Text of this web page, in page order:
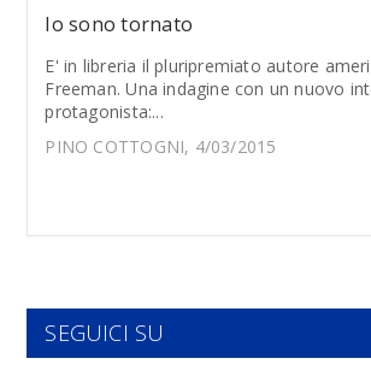
Io sono tornato
E' in libreria il pluripremiato autore
Freeman. Una indagine con un nuovo
protagonista:...
PINO COTTOGNI, 4/03/2015
SEGUICI SU